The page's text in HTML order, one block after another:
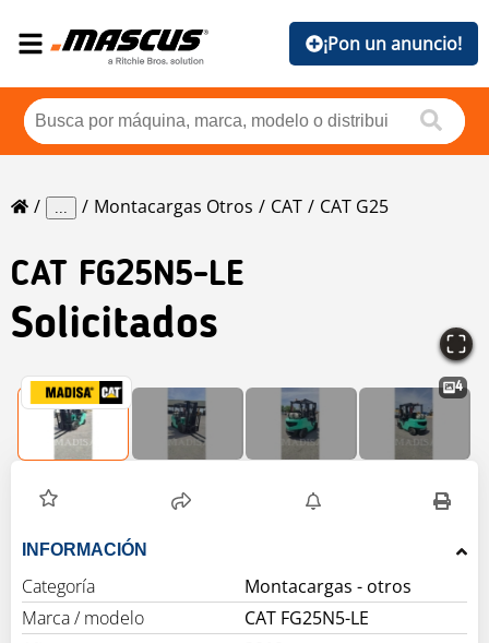
¡Pon un anuncio!
... Montacargas Otros CAT CAT G25
CAT FG25N5-LE
Solicitados
4
INFORMACIÓN
Categoría
Montacargas - otros
Marca / modelo
CAT FG25N5-LE